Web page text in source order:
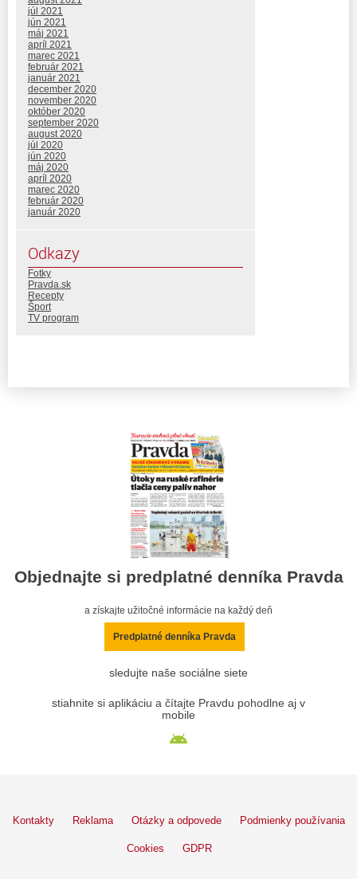
júl 2021
jún 2021
máj 2021
apríl 2021
marec 2021
február 2021
január 2021
december 2020
november 2020
október 2020
september 2020
august 2020
júl 2020
jún 2020
máj 2020
apríl 2020
marec 2020
február 2020
január 2020
Odkazy
Fotky
Pravda.sk
Recepty
Šport
TV program
Objednajte si predplatné denníka Pravda
a získajte užitočné informácie na každý deň
Predplatné denníka Pravda
sledujte naše sociálne siete
stiahnite si aplikáciu a čítajte Pravdu pohodlne aj v
mobile
Kontakty Reklama Otázky a odpovede Podmienky používania
Cookies GDPR